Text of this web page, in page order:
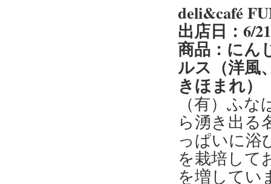
deli&café
出店日：6/
商品：にん
ルス（洋風
きほまれ
（有）ふ
ら湧き出る
っぱいに浴
を栽培して
を増してい